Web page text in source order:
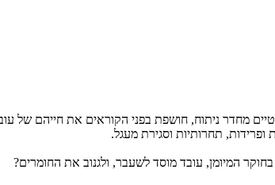
מחדר ניתוח, חושפת בפני הקוראים את חייהם של
תחרותיות וסגירת מעגל.
המיומן, עובד מוסד לשעבר, ולגנוב את החומרים?